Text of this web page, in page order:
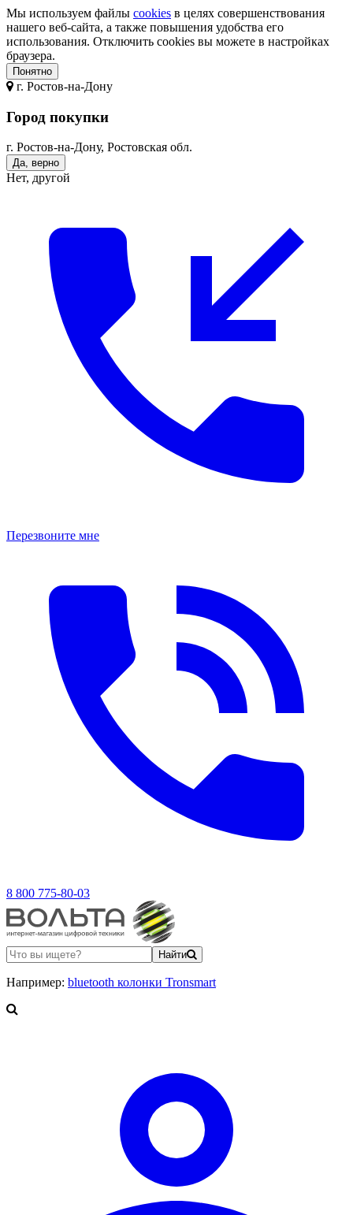
Мы используем файлы cookies в целях совершенствования
нашего веб-сайта, а также повышения удобства его
использования. Отключить cookies вы можете в настройках
браузера.
Понятно
г. Ростов-на-Дону
Город покупки
г. Ростов-на-Дону, Ростовская обл.
Да, верно
Нет, другой
Перезвоните мне
8 800 775-80-03
Найти
Например: bluetooth колонки Tronsmart